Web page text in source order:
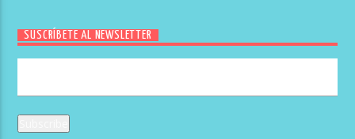
SUSCRÍBETE AL NEWSLETTER